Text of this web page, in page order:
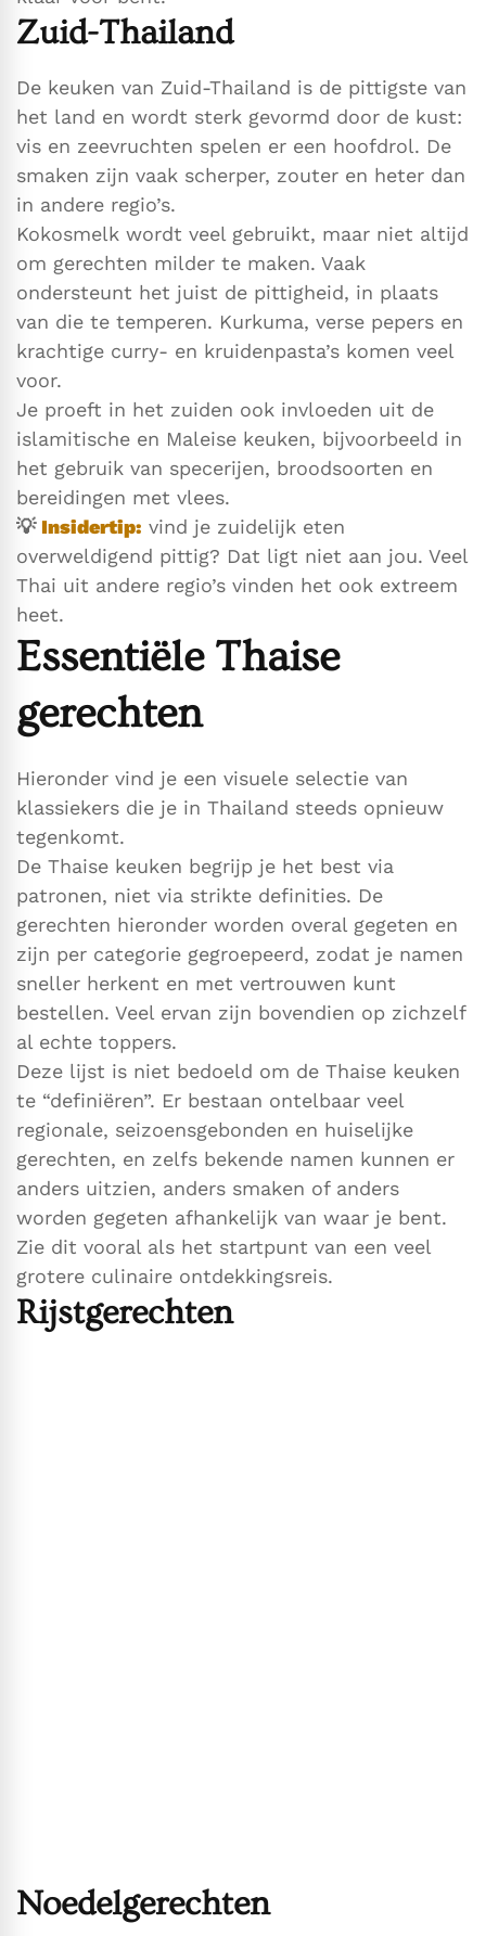
Zuid-Thailand
De keuken van Zuid-Thailand is de pittigste van
het land en wordt sterk gevormd door de kust:
vis en zeevruchten spelen er een hoofdrol. De
smaken zijn vaak scherper, zouter en heter dan
in andere regio’s.
Kokosmelk wordt veel gebruikt, maar niet altijd
om gerechten milder te maken. Vaak
ondersteunt het juist de pittigheid, in plaats
van die te temperen. Kurkuma, verse pepers en
krachtige curry- en kruidenpasta’s komen veel
voor.
Je proeft in het zuiden ook invloeden uit de
islamitische en Maleise keuken, bijvoorbeeld in
het gebruik van specerijen, broodsoorten en
bereidingen met vlees.
💡Insidertip: vind je zuidelijk eten
overweldigend pittig? Dat ligt niet aan jou. Veel
Thai uit andere regio’s vinden het ook extreem
heet.
Essentiële Thaise
gerechten
Hieronder vind je een visuele selectie van
klassiekers die je in Thailand steeds opnieuw
tegenkomt.
De Thaise keuken begrijp je het best via
patronen, niet via strikte definities. De
gerechten hieronder worden overal gegeten en
zijn per categorie gegroepeerd, zodat je namen
sneller herkent en met vertrouwen kunt
bestellen. Veel ervan zijn bovendien op zichzelf
al echte toppers.
Deze lijst is niet bedoeld om de Thaise keuken
te “definiëren”. Er bestaan ontelbaar veel
regionale, seizoensgebonden en huiselijke
gerechten, en zelfs bekende namen kunnen er
anders uitzien, anders smaken of anders
worden gegeten afhankelijk van waar je bent.
Zie dit vooral als het startpunt van een veel
grotere culinaire ontdekkingsreis.
Rijstgerechten
Noedelgerechten